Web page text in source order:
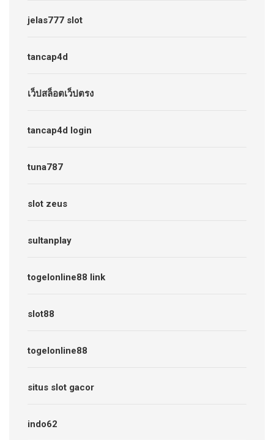
jelas777 slot
tancap4d
เว็ปสล็อตเว็ปตรง
tancap4d login
tuna787
slot zeus
sultanplay
togelonline88 link
slot88
togelonline88
situs slot gacor
indo62